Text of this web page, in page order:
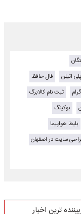
اتیلن
فال حافظ
ثبت نام کالابرگ
بوکینگ
بلیط هواپیما
سایت در اصفهان
ترین اخبار